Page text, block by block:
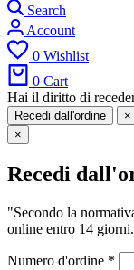
Search
Account
0 Wishlist
0 Cart
Hai il diritto di
Recedi dall'ordine
×
×
Recedi
"Secondo la
online entro 14
Numero d'ordine *